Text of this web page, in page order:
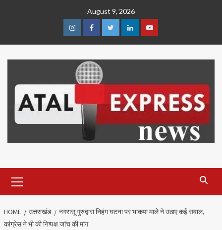
August 9, 2026
InstagramFacebookTwitterLinkedinYoutube
Menu
HOME उत्तराखंड
नगरासू गुरुद्वारा निहंग घटना पर भाकपा माले ने उठाए कई सवाल,
कांग्रेस ने भी की निष्पक्ष जांच की मांग